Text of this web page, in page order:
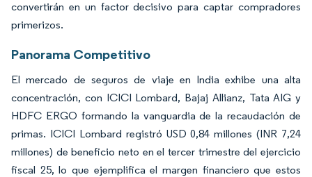
convertirán en un factor decisivo para captar compradores
primerizos.
Panorama Competitivo
El mercado de seguros de viaje en India exhibe una alta
concentración, con ICICI Lombard, Bajaj Allianz, Tata AIG y
HDFC ERGO formando la vanguardia de la recaudación de
primas. ICICI Lombard registró USD 0,84 millones (INR 7,24
millones) de beneficio neto en el tercer trimestre del ejercicio
fiscal 25, lo que ejemplifica el margen financiero que estos